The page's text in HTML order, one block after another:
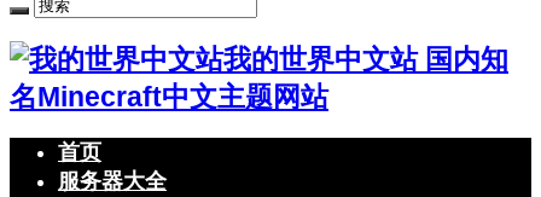
我的世界中文站 国内知
名Minecraft中文主题网站
首页
服务器大全